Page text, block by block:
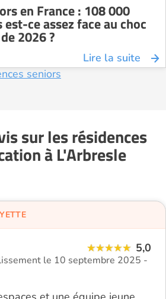
en France : 108 000
ce assez face au choc
2026 ?
Lire la suite
seniors
sur les résidences
à L'Arbresle
5,0
le 10 septembre 2025 -